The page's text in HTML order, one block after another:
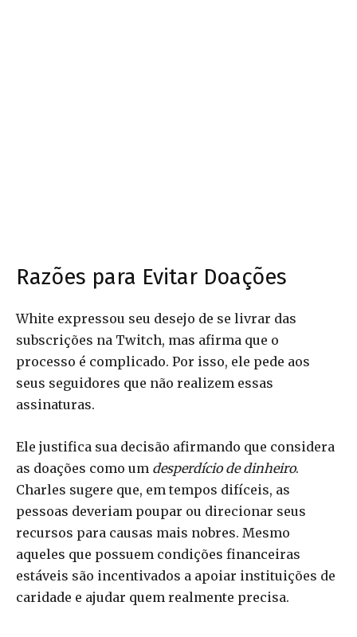
Razões para Evitar Doações
White expressou seu desejo de se livrar das
subscrições na Twitch, mas afirma que o
processo é complicado. Por isso, ele pede aos
seus seguidores que não realizem essas
assinaturas.
Ele justifica sua decisão afirmando que considera
as doações como um desperdício de dinheiro.
Charles sugere que, em tempos difíceis, as
pessoas deveriam poupar ou direcionar seus
recursos para causas mais nobres. Mesmo
aqueles que possuem condições financeiras
estáveis são incentivados a apoiar instituições de
caridade e ajudar quem realmente precisa.